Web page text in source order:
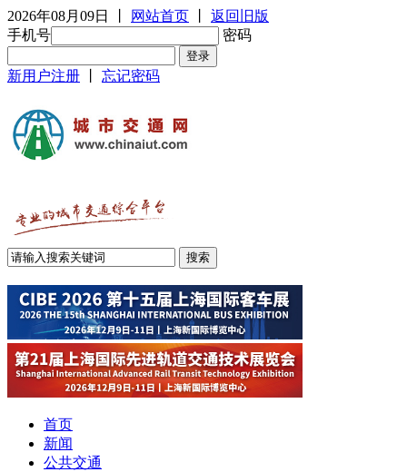
2026年08月09日 网站首页
返回旧版
手机号
密码
新用户注册 忘记密码
首页
新闻
公共交通